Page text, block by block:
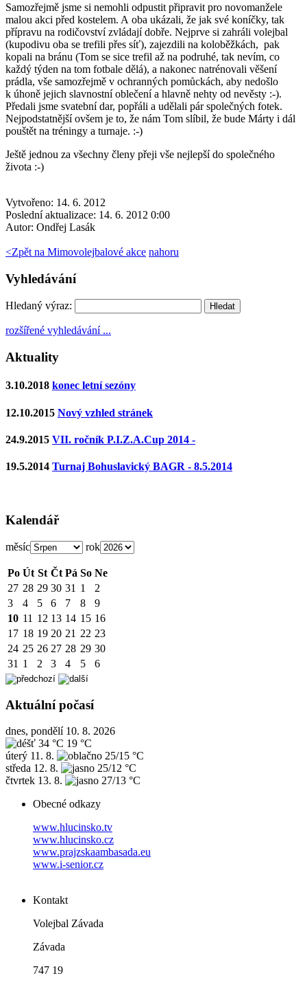
Samozřejmě jsme si nemohli odpustit připravit pro novomanžele
malou akci před kostelem. A oba ukázali, že jak své koníčky, tak
přípravu na rodičovství zvládají dobře. Nejprve si zahráli volejbal
(kupodivu oba se trefili přes síť), zajezdili na koloběžkách, pak
kopali na bránu (Tom se sice trefil až na podruhé, tak nevím, co
každý týden na tom fotbale dělá), a nakonec natrénovali věšení
prádla, vše samozřejmě v ochranných pomůckách, aby nedošlo
k úhoně jejich slavnostní oblečení a hlavně nehty od nevěsty :-).
Předali jsme svatební dar, popřáli a udělali pár společných fotek.
Nejpodstatnější ovšem je to, že nám Tom slíbil, že bude Márty i dál
pouštět na tréningy a turnaje. :-)
Ještě jednou za všechny členy přeji vše nejlepší do společného
života :-)
Vytvořeno: 14. 6. 2012
Poslední aktualizace: 14. 6. 2012 0:00
Autor: Ondřej Lasák
<Zpět na Mimovolejbalové akce nahoru
Vyhledávání
Hledaný výraz:
rozšířené vyhledávání ...
Aktuality
3.10.2018 konec letní sezóny
12.10.2015 Nový vzhled stránek
24.9.2015 VII. ročník P.I.Z.A.Cup 2014 -
19.5.2014 Turnaj Bohuslavický BAGR - 8.5.2014
Kalendář
měsíc rok
Po Út St Čt Pá So Ne
27 28 29 30 31 1
2
3
4 5 6 7 8
9
10 11 12 13 14 15 16
17 18 19 20 21 22 23
24 25 26 27 28 29 30
31 1 2 3 4 5 6
Aktuální počasí
dnes, pondělí 10. 8. 2026
34 °C 19 °C
úterý 11. 8.
25/15 °C
středa 12. 8.
25/12 °C
čtvrtek 13. 8.
27/13 °C
Obecné odkazy
www.hlucinsko.tv
www.hlucinsko.cz
www.prajzskaambasada.eu
www.i-senior.cz
Kontakt
Volejbal Závada
Závada
747 19